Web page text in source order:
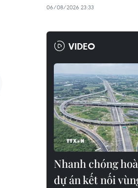
06/08/2026 23:33
VIDEO
Nhanh chóng
dự án kết nối